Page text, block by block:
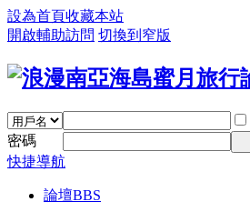
設為首頁收藏本站
開啟輔助訪問 切換到窄版
密碼
快捷導航
論壇BBS